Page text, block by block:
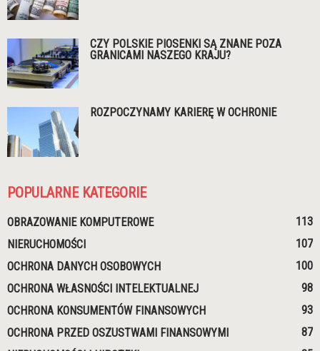
CZY POLSKIE PIOSENKI SĄ ZNANE POZA
GRANICAMI NASZEGO KRAJU?
ROZPOCZYNAMY KARIERĘ W OCHRONIE
POPULARNE KATEGORIE
OBRAZOWANIE KOMPUTEROWE
113
NIERUCHOMOŚCI
107
OCHRONA DANYCH OSOBOWYCH
100
OCHRONA WŁASNOŚCI INTELEKTUALNEJ
98
OCHRONA KONSUMENTÓW FINANSOWYCH
93
OCHRONA PRZED OSZUSTWAMI FINANSOWYMI
87